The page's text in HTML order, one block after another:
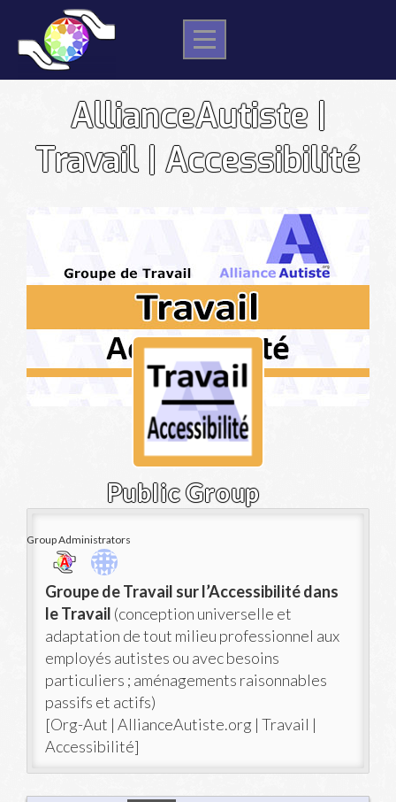
content
AllianceAutiste |
Travail | Accessibilité
Public Group
Group
Leadership
Group Administrators
Groupe de Travail sur l’Accessibilité dans
le Travail (conception universelle et
adaptation de tout milieu professionnel aux
employés autistes ou avec besoins
particuliers ; aménagements raisonnables
passifs et actifs)
[Org-Aut | AllianceAutiste.org | Travail |
Accessibilité]